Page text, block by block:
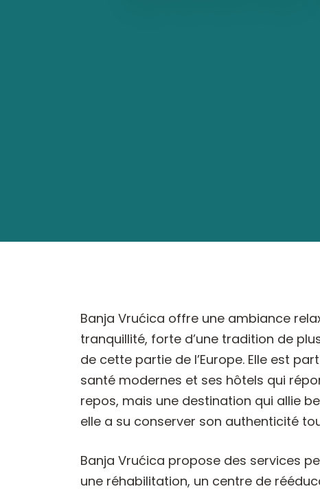
Banja Vrućica offre une ambiance
tranquillité, forte d’une tradition de
de cette partie de l’Europe. Elle est
santé modernes et ses hôtels qui
repos, mais une destination qui allie
elle a su conserver son authenticité
Banja Vrućica propose des services
une réhabilitation, un centre de